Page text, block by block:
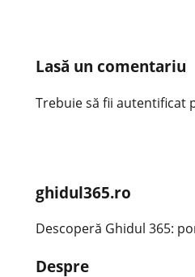
Lasă un comentariu
Trebuie să fii autentificat
ghidul365.ro
Descoperă Ghidul 365:
Despre